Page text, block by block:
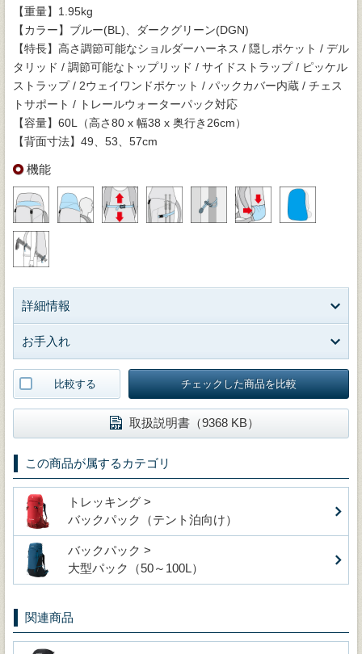
【重量】1.95kg
【カラー】ブルー(BL)、ダークグリーン(DGN)
【特長】高さ調節可能なショルダーハーネス / 隠しポケット / デル
タリッド / 調節可能なトップリッド / サイドストラップ / ピッケル
ストラップ / 2ウェイワンドポケット / パックカバー内蔵 / チェス
トサポート / トレールウォーターパック対応
【容量】60L（高さ80 x 幅38 x 奥行き26cm）
【背面寸法】49、53、57cm
機能
詳細情報
お手入れ
比較する チェックした商品を比較
取扱説明書（9368 KB）
この商品が属するカテゴリ
トレッキング >
バックパック（テント泊向け）
バックパック >
大型パック（50～100L）
関連商品